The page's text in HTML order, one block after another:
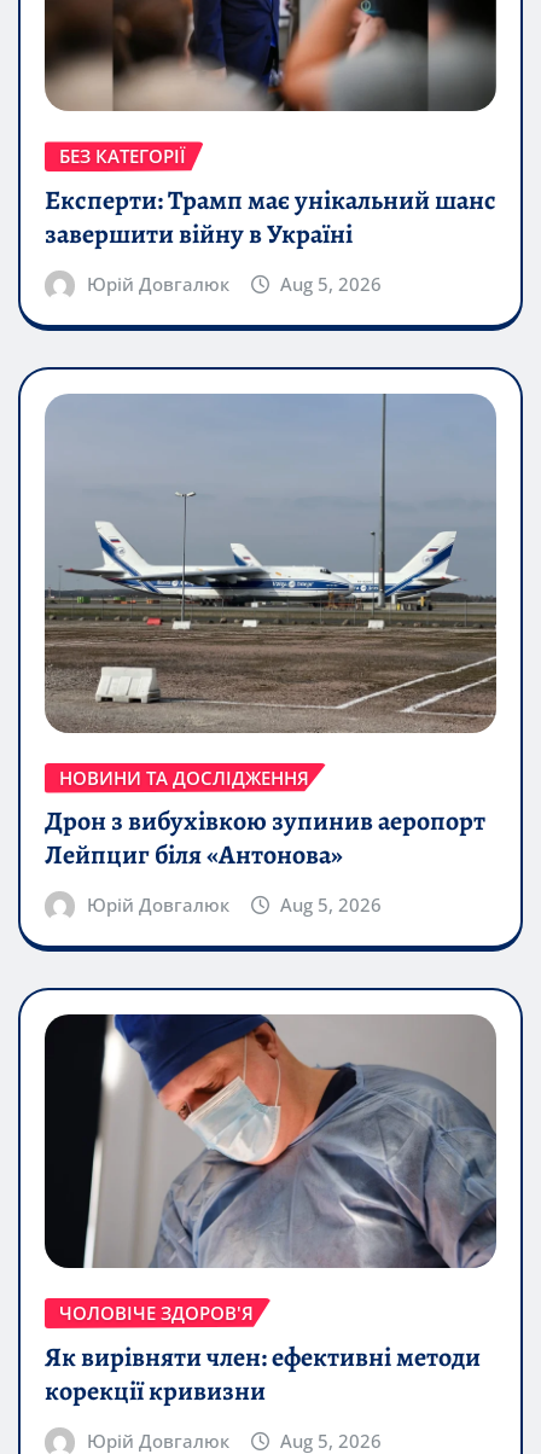
БЕЗ КАТЕГОРІЇ
Експерти: Трамп має унікальний шанс
завершити війну в Україні
Юрій Довгалюк Aug 5, 2026
НОВИНИ ТА ДОСЛІДЖЕННЯ
Дрон з вибухівкою зупинив аеропорт
Лейпциг біля «Антонова»
Юрій Довгалюк Aug 5, 2026
ЧОЛОВІЧЕ ЗДОРОВ'Я
Як вирівняти член: ефективні методи
корекції кривизни
Юрій Довгалюк Aug 5, 2026